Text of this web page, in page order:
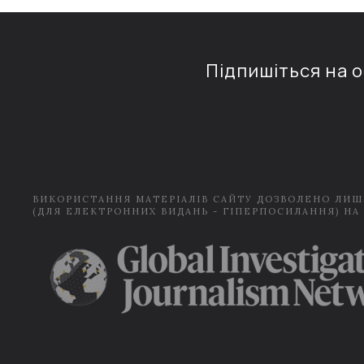
Підпишіться на
ВИКОРИСТАННЯ МАТЕРІАЛІВ САЙТУ ДОЗВОЛЕНО
(ДЛЯ ЕЛЕКТРОННИХ ВИДАНЬ - ГІПЕРПОСИЛАННЯ) НА